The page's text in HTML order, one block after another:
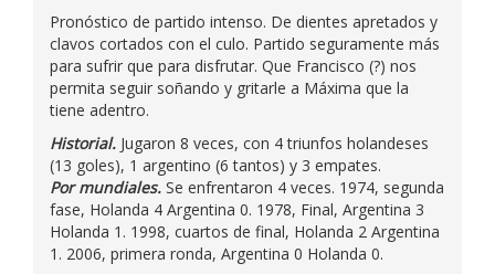
Pronóstico de partido intenso. De dientes apretados y
clavos cortados con el culo. Partido seguramente más
para sufrir que para disfrutar. Que Francisco (?) nos
permita seguir soñando y gritarle a Máxima que la
tiene adentro.
Historial. Jugaron 8 veces, con 4 triunfos holandeses
(13 goles), 1 argentino (6 tantos) y 3 empates.
Por mundiales. Se enfrentaron 4 veces. 1974, segunda
fase, Holanda 4 Argentina 0. 1978, Final, Argentina 3
Holanda 1. 1998, cuartos de final, Holanda 2 Argentina
1. 2006, primera ronda, Argentina 0 Holanda 0.